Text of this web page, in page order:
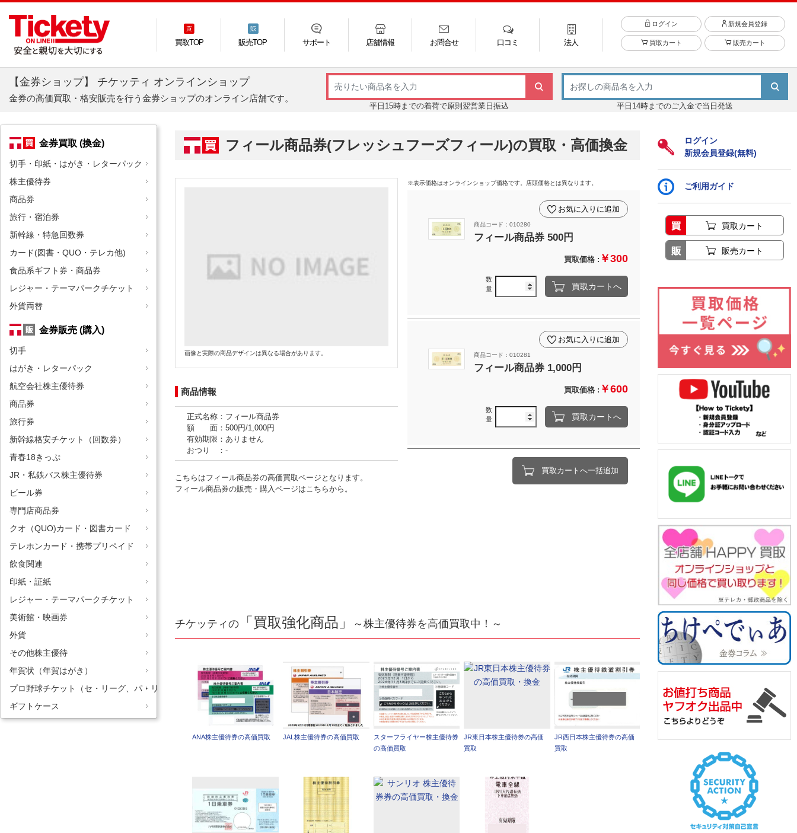
買取TOP 販売TOP サポート
FAQ ご利用ガイド
店舗情報 お問合せ
LINE お電話 メール
口コミ 法人
ログイン 新規会員登録
買取カート 販売カート
【金券ショップ】 チケッティ オンラインショップ
金券の高価買取・格安販売を行う金券ショップのオンライン店舗です。
平日15時までの着荷で原則翌営業日振込 平日14時までのご入金で当日発送
金券買取 (換金)
切手・印紙・はがき・レターパック
株主優待券
商品券
旅行・宿泊券
新幹線・特急回数券
カード(図書・QUO・テレカ他)
食品系ギフト券・商品券
レジャー・テーマパークチケット
外貨両替
金券販売 (購入)
切手
はがき・レターパック
航空会社株主優待券
商品券
旅行券
新幹線格安チケット（回数券）
青春18きっぷ
JR・私鉄バス株主優待券
ビール券
専門店商品券
クオ（QUO)カード・図書カード
テレホンカード・携帯プリペイド
飲食関連
印紙・証紙
レジャー・テーマパークチケット
美術館・映画券
外貨
その他株主優待
年賀状（年賀はがき）
プロ野球チケット（セ・リーグ、パ・リーグ）
ギフトケース
フィール商品券(フレッシュフーズフィール)の買取・高価換金
画像と実際の商品デザインは異なる場合があります。
商品情報
正式名称：フィール商品券
額 面：500円/1,000円
有効期限：ありません
おつり ：-
こちらはフィール商品券の高価買取ページとなります。
フィール商品券の販売・購入ページはこちらから。
※表示価格はオンラインショップ価格です。店頭価格とは異なります。
商品コード：010280
フィール商品券 500円
お気に入りに追加
買取価格 : ￥300
数
量
買取カートへ
商品コード：010281
フィール商品券 1,000円
お気に入りに追加
買取価格 : ￥600
数
量
買取カートへ
買取カートへ一括追加
チケッティの 「買取強化商品」 ～株主優待券を高価買取中！～
ANA株主優待券の高価買取 JAL株主優待券の高価買取
スターフライヤー株主優待券
の高価買取
JR東日本株主優待券の高価
買取
JR西日本株主優待券の高価
買取
ログイン
新規会員登録(無料)
ご利用ガイド
買取カート
販売カート